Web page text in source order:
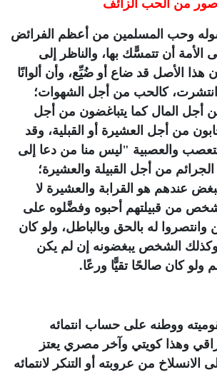
صور من الحب الزائف
وحب المسلمين من أعظم الفرائض
الأمة أن تتمسًّك بها، والناظر إلى
هذا الأصل قد ضاع أو ضُيِّع، وأن ألوانًا
كالحب من أجل الشهوات؛
أجل المال كما يتباغضون من أجل
من أجل العشيرة أو القبلية، وقد
والعصبية "ليس منا من دعا إلى
من أجل القبيلة والعشيرة؛
عندهم هو القرابة والعشيرة لا
من قبيلتهم أحبوه وفضَّلوه على
له بالحق وبالباطل، ولو كان
وكذلك الشخص يبغضونه إن لم يكن
ولو كان صالحًا تقيًّا ورعًا.
ووطنه على حساب انتمائه
وهذا كويتي وآخر مصري يعتز
الانسلاخ من عروبته أو التنكر لانتمائه